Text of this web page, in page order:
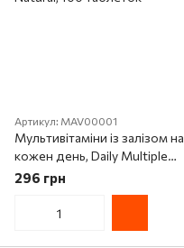
Артикул: MAV00001
Мультивітаміни із залізом на
кожен день, Daily Multiple
Vitamins With Iron, Mason
Natural, 100 таблеток
296 грн